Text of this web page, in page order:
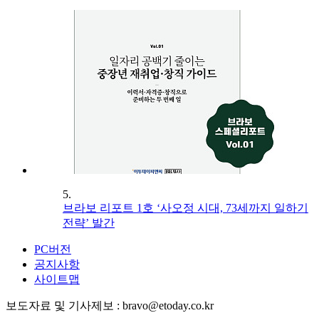
5.
브라보 리포트 1호 ‘사오정 시대, 73세까지 일하기
전략’ 발간
PC버전
공지사항
사이트맵
보도자료 및 기사제보 : bravo@etoday.co.kr